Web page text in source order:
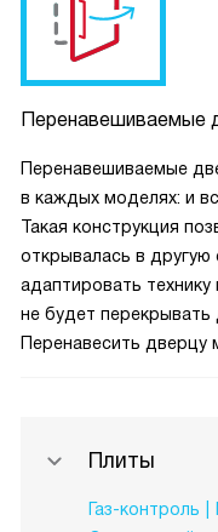
Перенавешиваемые
Перенавешиваемые
в каждых моделях: и
Такая конструкция
открывалась в другую
адаптировать
не будет перекрывать
Перенавесить дверцу
Плиты
Газ-контроль